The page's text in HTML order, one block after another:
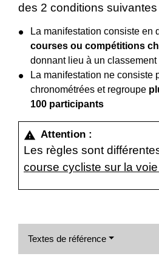
des 2 conditions suivantes
La manifestation consiste en
courses ou compétitions
donnant lieu à un classement
La manifestation ne consiste
chronométrées et regroupe
100 participants
warning Attention :
Les règles sont
course cycliste sur la
Textes de référence